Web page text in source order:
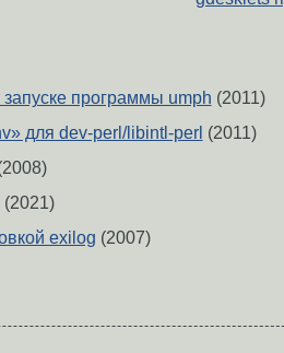
программы umph (2011)
для dev-perl/libintl-perl (2011)
(2021)
exilog (2007)